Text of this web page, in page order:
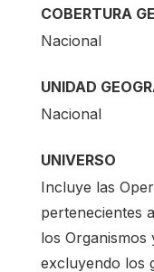
COBERTURA
Nacional
UNIDAD
Nacional
UNIVERSO
Incluye las
pertenecientes
los Organismos
excluyendo los